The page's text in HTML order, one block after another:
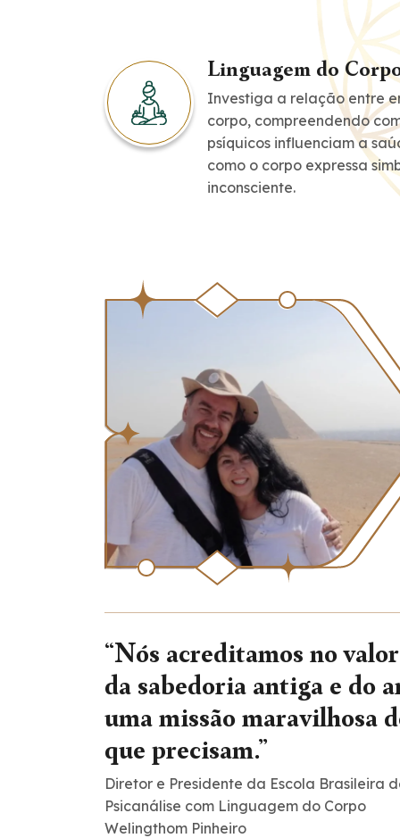
Linguagem do
Investiga a relação entre
corpo, compreendendo
psíquicos influenciam a
como o corpo expressa
inconsciente.
“Nós acreditamos no
da sabedoria antiga e do
uma missão maravilhosa
que precisam.”
Diretor e Presidente da Escola Brasileira
Psicanálise com Linguagem do Corpo
Welingthom Pinheiro